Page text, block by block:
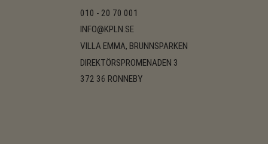
010 - 20 70 001
INFO@KPLN.SE
VILLA EMMA, BRUNNSPARKEN
DIREKTÖRSPROMENADEN 3
372 36 RONNEBY